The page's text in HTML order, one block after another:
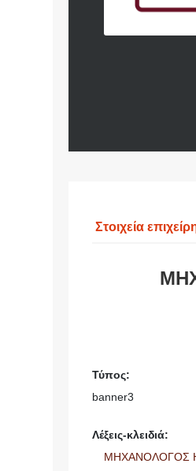
Στοιχεία
Τύπος:
banner3
Λέξεις-κλειδιά:
ΜΗΧΑΝΟΛΟΓΟΣ